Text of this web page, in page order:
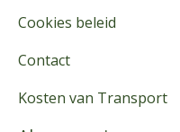
Cookies beleid
Contact
Kosten van Transport